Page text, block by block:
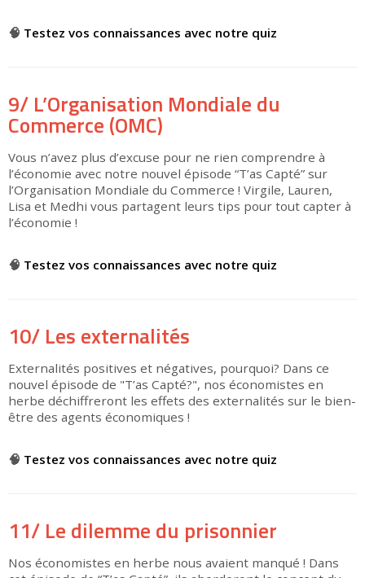
🧠 Testez vos connaissances avec notre quiz
9/ L’Organisation Mondiale du
Commerce (OMC)
Vous n’avez plus d’excuse pour ne rien comprendre à
l’économie avec notre nouvel épisode “T’as Capté” sur
l’Organisation Mondiale du Commerce ! Virgile, Lauren,
Lisa et Medhi vous partagent leurs tips pour tout capter à
l’économie !
🧠 Testez vos connaissances avec notre quiz
10/ Les externalités
Externalités positives et négatives, pourquoi? Dans ce
nouvel épisode de "T’as Capté?", nos économistes en
herbe déchiffreront les effets des externalités sur le bien-
être des agents économiques !
▶
🧠 Testez vos connaissances avec notre quiz
11/ Le dilemme du prisonnier
Nos économistes en herbe nous avaient manqué ! Dans